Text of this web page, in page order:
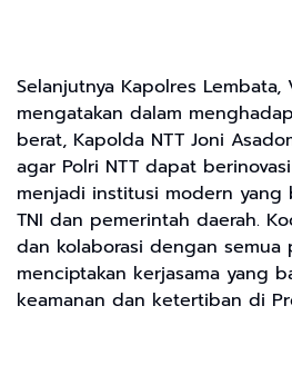
Selanjutnya Kapolres
mengatakan dalam
berat, Kapolda NTT Joni
agar Polri NTT dapat
menjadi institusi modern yang
TNI dan pemerintah daerah.
dan kolaborasi dengan semua
menciptakan kerjasama yang
keamanan dan ketertiban di